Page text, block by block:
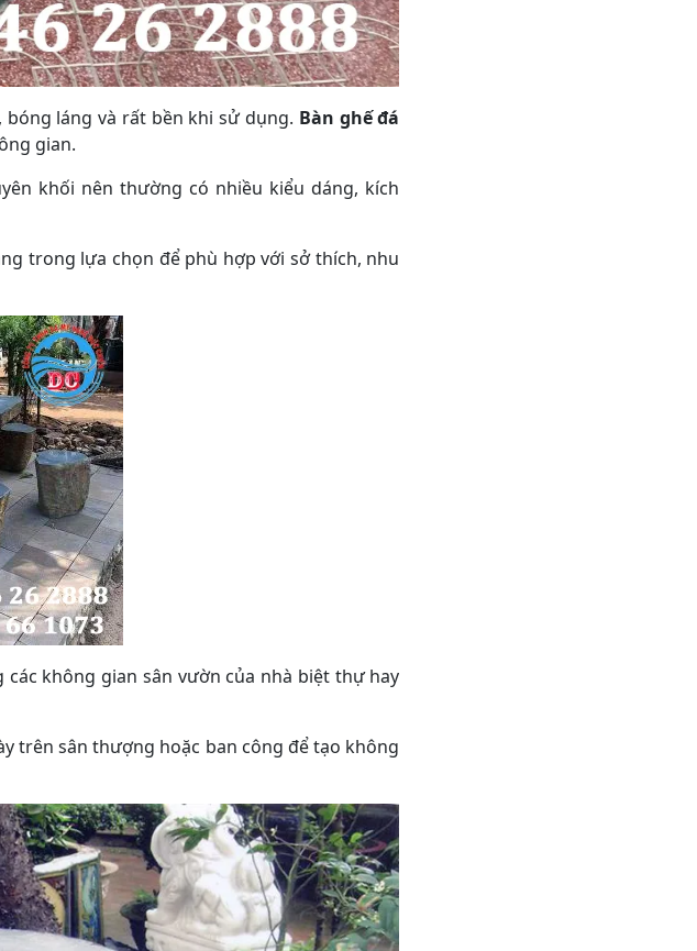
láng và rất bền khi sử dụng. Bàn ghế đá
gian.
khối nên thường có nhiều kiểu dáng, kích
trong lựa chọn để phù hợp với sở thích, nhu
không gian sân vườn của nhà biệt thự hay
trên sân thượng hoặc ban công để tạo không